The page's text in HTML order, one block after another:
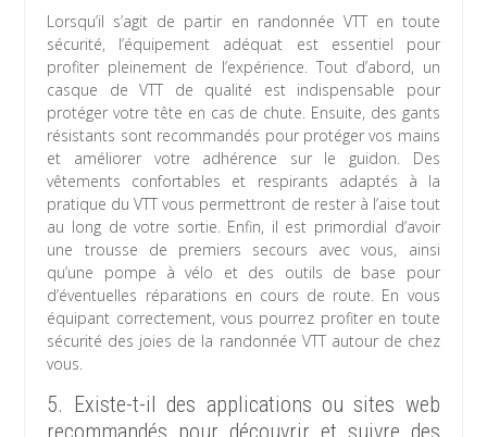
Lorsqu’il s’agit de partir en randonnée VTT en toute
sécurité, l’équipement adéquat est essentiel pour
profiter pleinement de l’expérience. Tout d’abord, un
casque de VTT de qualité est indispensable pour
protéger votre tête en cas de chute. Ensuite, des gants
résistants sont recommandés pour protéger vos mains
et améliorer votre adhérence sur le guidon. Des
vêtements confortables et respirants adaptés à la
pratique du VTT vous permettront de rester à l’aise tout
au long de votre sortie. Enfin, il est primordial d’avoir
une trousse de premiers secours avec vous, ainsi
qu’une pompe à vélo et des outils de base pour
d’éventuelles réparations en cours de route. En vous
équipant correctement, vous pourrez profiter en toute
sécurité des joies de la randonnée VTT autour de chez
vous.
5. Existe-t-il des applications ou sites web
recommandés pour découvrir et suivre des